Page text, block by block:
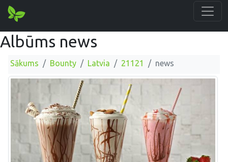
Albūms news
Sākums Bounty Latvia 21121 news